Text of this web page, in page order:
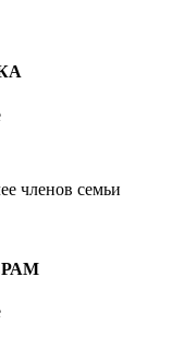
членов семьи